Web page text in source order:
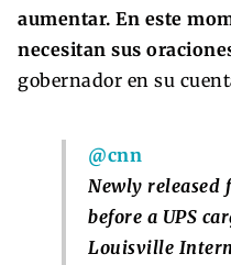
aumentar. En este
necesitan sus
gobernador en su
@cnn
Newly released
before a UPS
Louisville